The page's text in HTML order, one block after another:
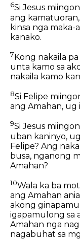
6Si Jesus
ang
kinsa nga maka-
kanako.
7Kong nakaila
unta kamo sa
nakaila kamo
8Si Felipe
ang Amahan, ug
9Si Jesus
uban kaninyo,
Felipe? Ang
busa, nganong
Amahan?
10Wala ka ba
ang Amahan
akong
igapamulong sa
Amahan nga
nagabuhat sa